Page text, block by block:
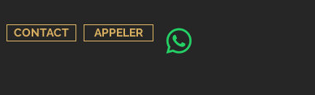
CONTACT APPELER